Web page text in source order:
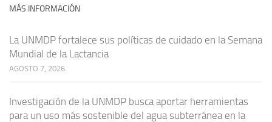
MÁS INFORMACIÓN
La UNMDP fortalece sus políticas de cuidado en la Semana
Mundial de la Lactancia
AGOSTO 7, 2026
Investigación de la UNMDP busca aportar herramientas
para un uso más sostenible del agua subterránea en la